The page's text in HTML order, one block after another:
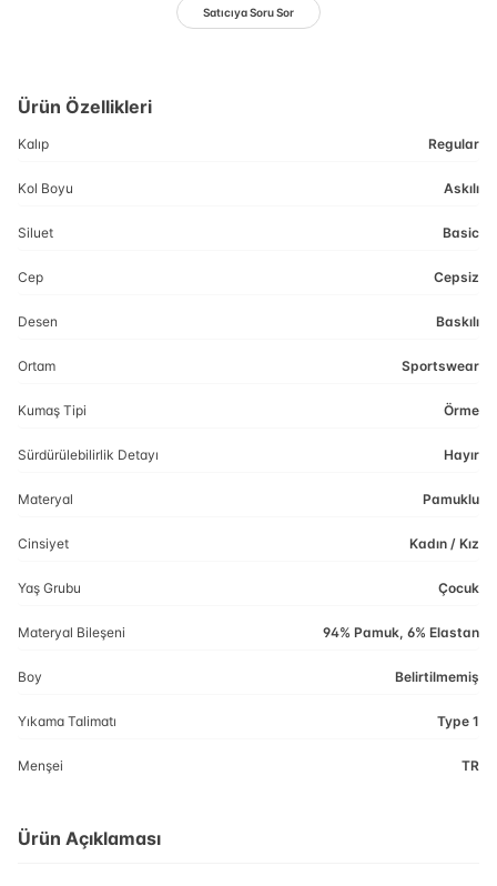
Satıcıya Soru Sor
Ürün Özellikleri
Kalıp Regular
Kol Boyu Askılı
Siluet Basic
Cep Cepsiz
Desen Baskılı
Ortam Sportswear
Kumaş Tipi Örme
Sürdürülebilirlik Detayı Hayır
Materyal Pamuklu
Cinsiyet Kadın / Kız
Yaş Grubu Çocuk
Materyal Bileşeni 94% Pamuk, 6% Elastan
Boy Belirtilmemiş
Yıkama Talimatı Type 1
Menşei TR
Ürün Açıklaması